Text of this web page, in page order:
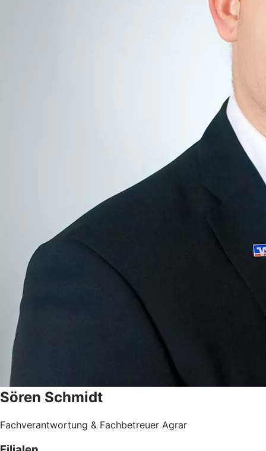
Sören Schmidt
Fachverantwortung & Fachbetreuer Agrar